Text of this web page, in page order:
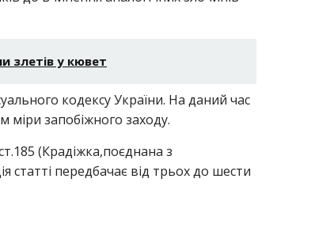
злетів у кювет
кодексу України. На даний час
міри запобіжного заходу.
(Крадіжка,поєднана з
статті передбачає від трьох до шести